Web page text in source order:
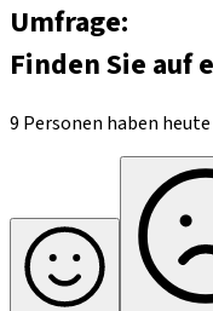
Umfrage:
Finden Sie auf
9 Personen haben